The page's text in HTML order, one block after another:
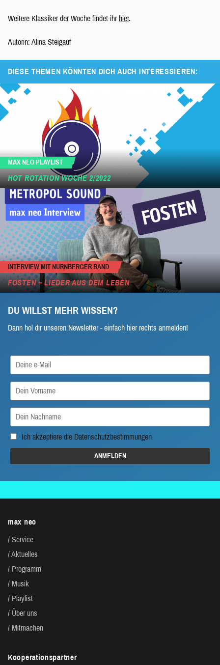
Weitere Klassiker der Woche findet ihr hier.
Autorin: Alina Steigauf
DIESE THEMEN KÖNNTEN DICH AUCH INTERESSIEREN:
MAX NEO PLAYLIST
HOT ROTATION WOCHE 2/2022
INTERVIEW MIT NÜRNBERGER BAND
FOSTEN – LIEDER AUS DEM LEBEN
DU WILLST MEHR WISSEN?
Dann hol dir unseren Newsletter - einfach hier rechts anmelden!
Ich akzeptiere die Datenschutzbestimmungen
max neo
Service
Aktuelles
Programm
Musik
Playlist
Über uns
Mitmachen
Kooperationspartner